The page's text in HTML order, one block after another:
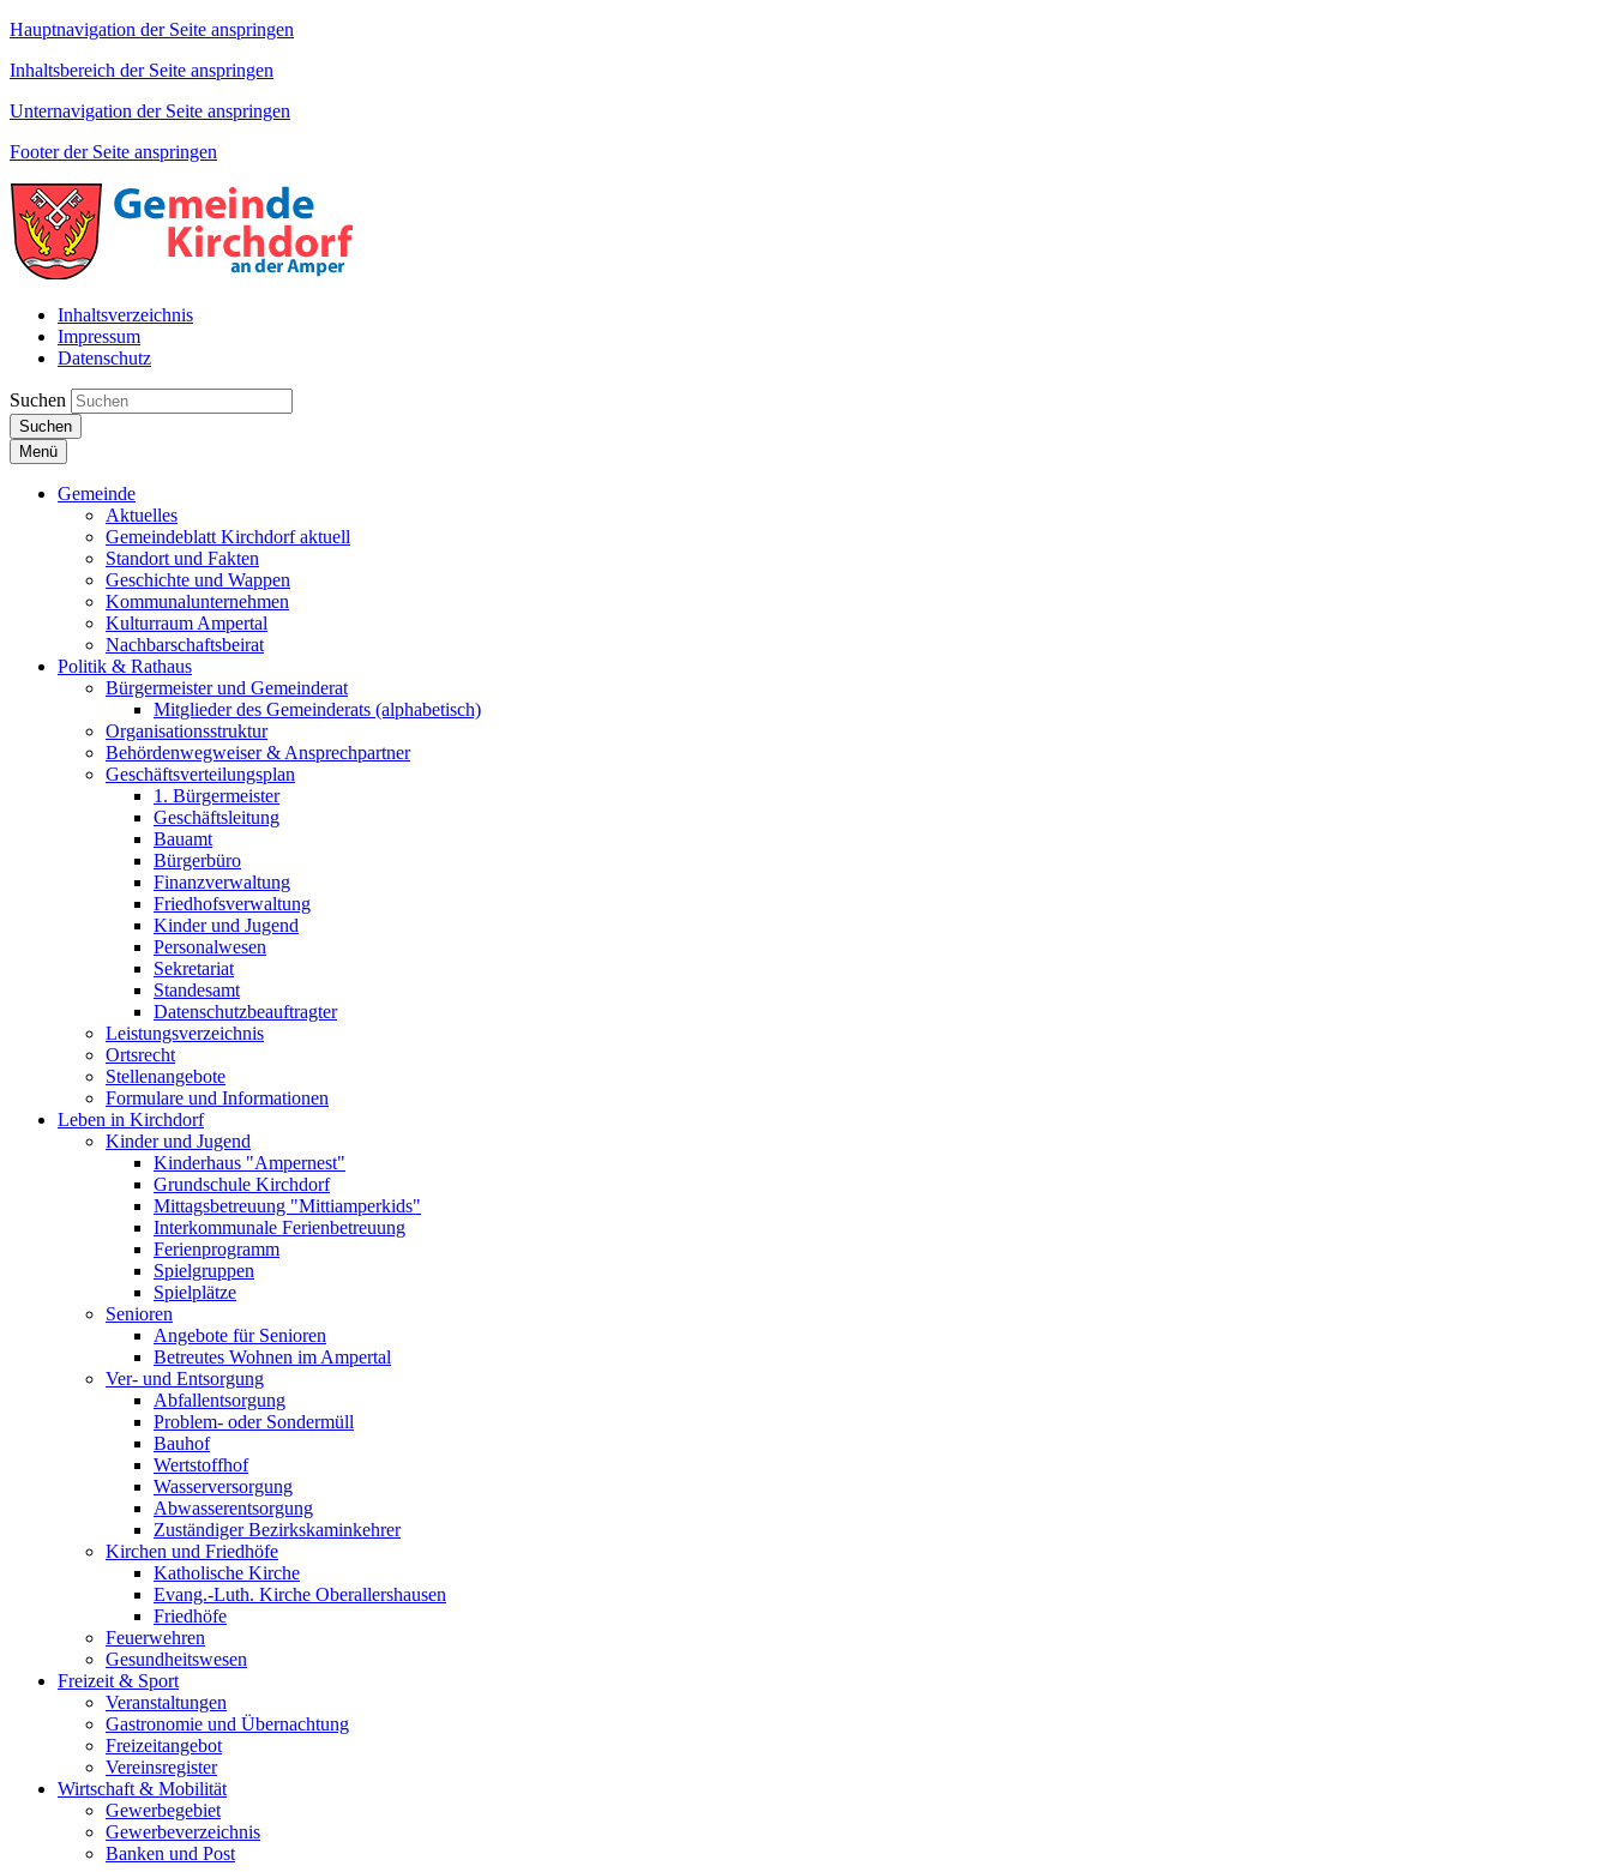
Hauptnavigation der Seite anspringen
Inhaltsbereich der Seite anspringen
Unternavigation der Seite anspringen
Footer der Seite anspringen
Inhaltsverzeichnis
Impressum
Datenschutz
Suchen
Suchen
Menü
Gemeinde
Aktuelles
Gemeindeblatt Kirchdorf aktuell
Standort und Fakten
Geschichte und Wappen
Kommunalunternehmen
Kulturraum Ampertal
Nachbarschaftsbeirat
Politik & Rathaus
Bürgermeister und Gemeinderat
Mitglieder des Gemeinderats (alphabetisch)
Organisationsstruktur
Behördenwegweiser & Ansprechpartner
Geschäftsverteilungsplan
1. Bürgermeister
Geschäftsleitung
Bauamt
Bürgerbüro
Finanzverwaltung
Friedhofsverwaltung
Kinder und Jugend
Personalwesen
Sekretariat
Standesamt
Datenschutzbeauftragter
Leistungsverzeichnis
Ortsrecht
Stellenangebote
Formulare und Informationen
Leben in Kirchdorf
Kinder und Jugend
Kinderhaus "Ampernest"
Grundschule Kirchdorf
Mittagsbetreuung "Mittiamperkids"
Interkommunale Ferienbetreuung
Ferienprogramm
Spielgruppen
Spielplätze
Senioren
Angebote für Senioren
Betreutes Wohnen im Ampertal
Ver- und Entsorgung
Abfallentsorgung
Problem- oder Sondermüll
Bauhof
Wertstoffhof
Wasserversorgung
Abwasserentsorgung
Zuständiger Bezirkskaminkehrer
Kirchen und Friedhöfe
Katholische Kirche
Evang.-Luth. Kirche Oberallershausen
Friedhöfe
Feuerwehren
Gesundheitswesen
Freizeit & Sport
Veranstaltungen
Gastronomie und Übernachtung
Freizeitangebot
Vereinsregister
Wirtschaft & Mobilität
Gewerbegebiet
Gewerbeverzeichnis
Banken und Post